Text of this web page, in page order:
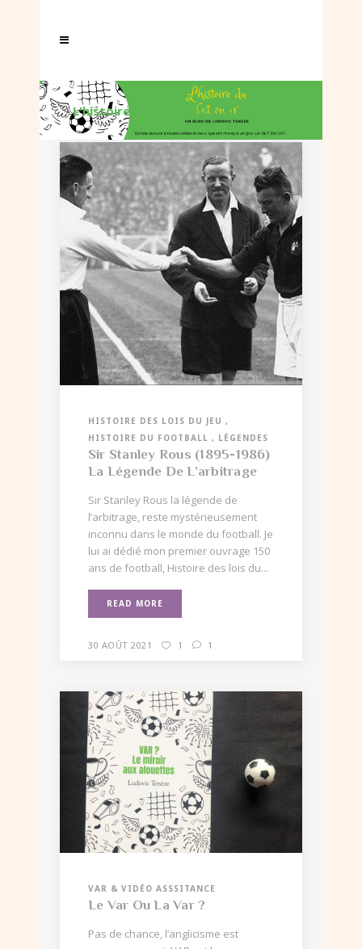
L'histoire du but en or/2021
HISTOIRE DES LOIS DU JEU
HISTOIRE DU FOOTBALL
LÉGENDES
Sir Stanley Rous (1895-1986)
La Légende De L’arbitrage
Sir Stanley Rous la légende de
l’arbitrage, reste mystérieusement
inconnu dans le monde du football. Je
lui ai dédié mon premier ouvrage 150
ans de football, Histoire des lois du...
READ MORE
30 AOÛT 2021 1 1
VAR & VIDÉO ASSSITANCE
Le Var Ou La Var ?
Pas de chance, l’anglicisme est